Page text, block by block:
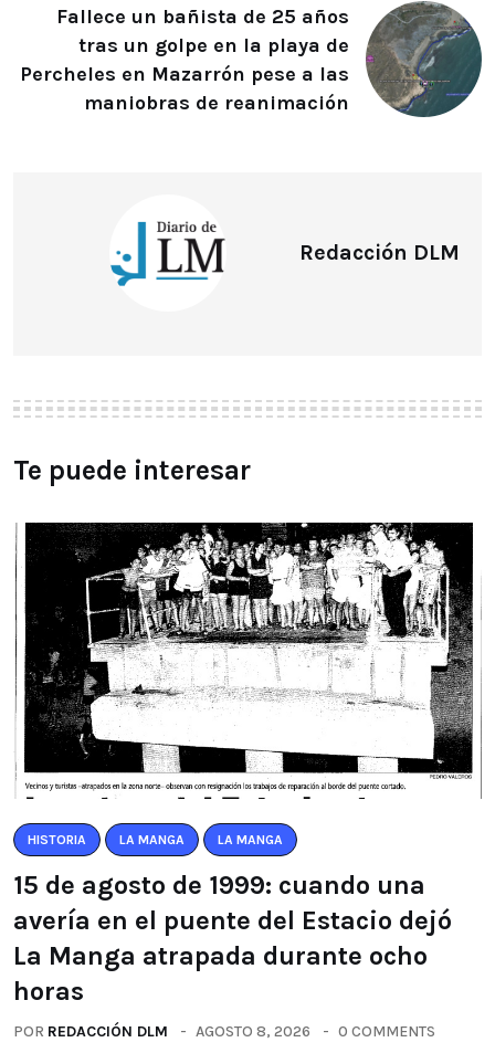
Fallece un bañista de 25 años
tras un golpe en la playa de
Percheles en Mazarrón pese a las
maniobras de reanimación
Redacción DLM
Te puede interesar
HISTORIA LA MANGA LA MANGA
15 de agosto de 1999: cuando una
avería en el puente del Estacio dejó
La Manga atrapada durante ocho
horas
POR REDACCIÓN DLM AGOSTO 8, 2026 0 COMMENTS